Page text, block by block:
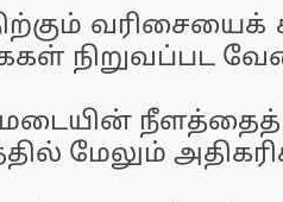
வரிசையைக்
நிறுவப்பட
நீளத்தைத்
மேலும்